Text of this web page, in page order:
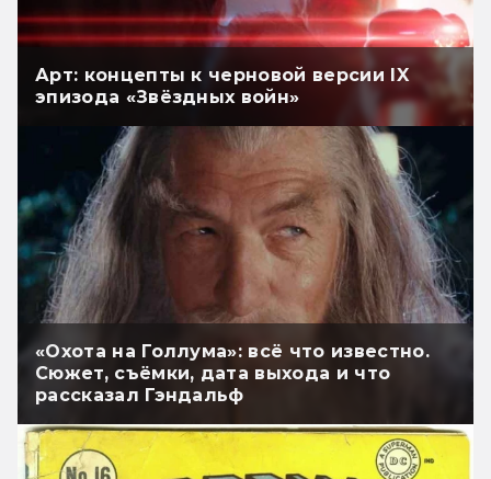
Арт: концепты к черновой версии IX
эпизода «Звёздных войн»
«Охота на Голлума»: всё что известно.
Сюжет, съёмки, дата выхода и что
рассказал Гэндальф